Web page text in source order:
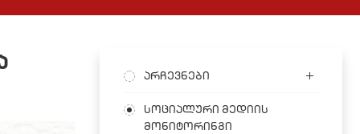
არჩევნები
სოციალური მედიის
მონიტორინგი